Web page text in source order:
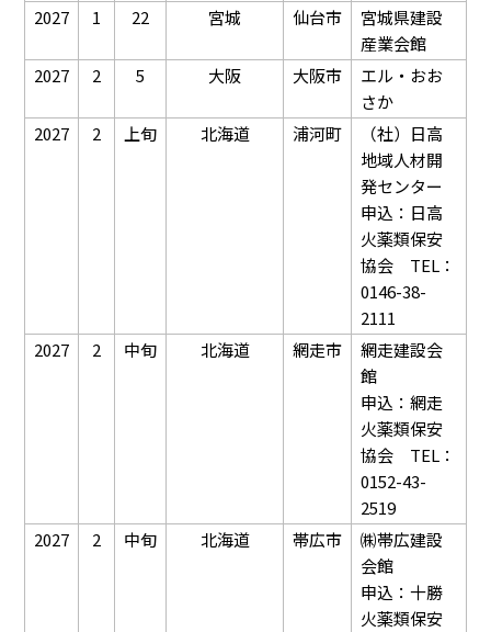
2027
1 22 宮城 仙台市
宮城県建設
産業会館
2027
2 5 大阪 大阪市
エル・おお
さか
2027
2 上旬 北海道 浦河町
（社）日高
地域人材開
発センター
申込：日高
火薬類保安
協会 TEL：
0146-38-
2111
2027
2 中旬 北海道 網走市
網走建設会
館
申込：網走
火薬類保安
協会 TEL：
0152-43-
2519
2027
2 中旬 北海道 帯広市
㈱帯広建設
会館
申込：十勝
火薬類保安